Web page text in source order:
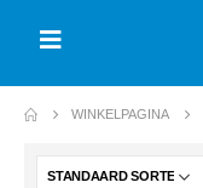
WINKELPAGINA